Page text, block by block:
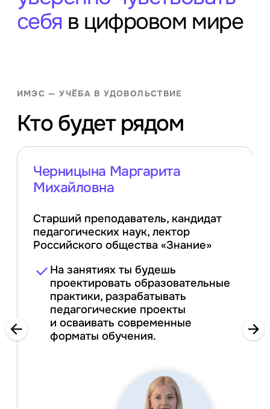
себя в цифровом мире
ИМЭС — УЧЁБА В УДОВОЛЬСТВИЕ
Кто будет рядом
Черницына Маргарита
Михайловна
Старший преподаватель, кандидат
педагогических наук, лектор
Российского общества «Знание»
На занятиях ты будешь
проектировать образовательные
практики, разрабатывать
педагогические проекты
и осваивать современные
форматы обучения.